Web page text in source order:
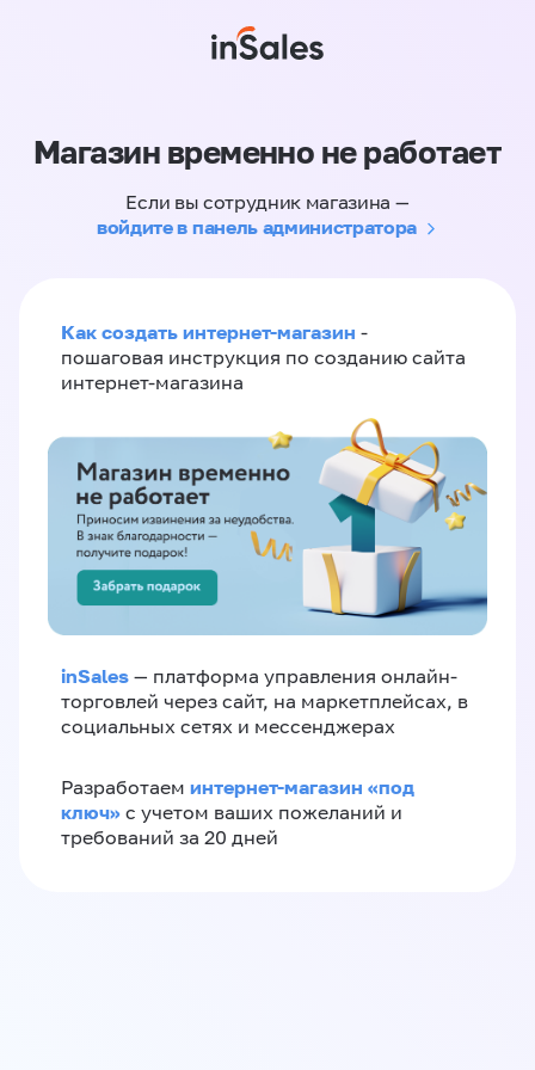
Магазин временно не работает
Если вы сотрудник магазина —
войдите в панель администратора
Как создать интернет-магазин -
пошаговая инструкция по созданию сайта
интернет-магазина
inSales — платформа управления онлайн-
торговлей через сайт, на маркетплейсах, в
социальных сетях и мессенджерах
Разработаем интернет-магазин «‎под
ключ»‎ с учетом ваших пожеланий и
требований за 20 дней